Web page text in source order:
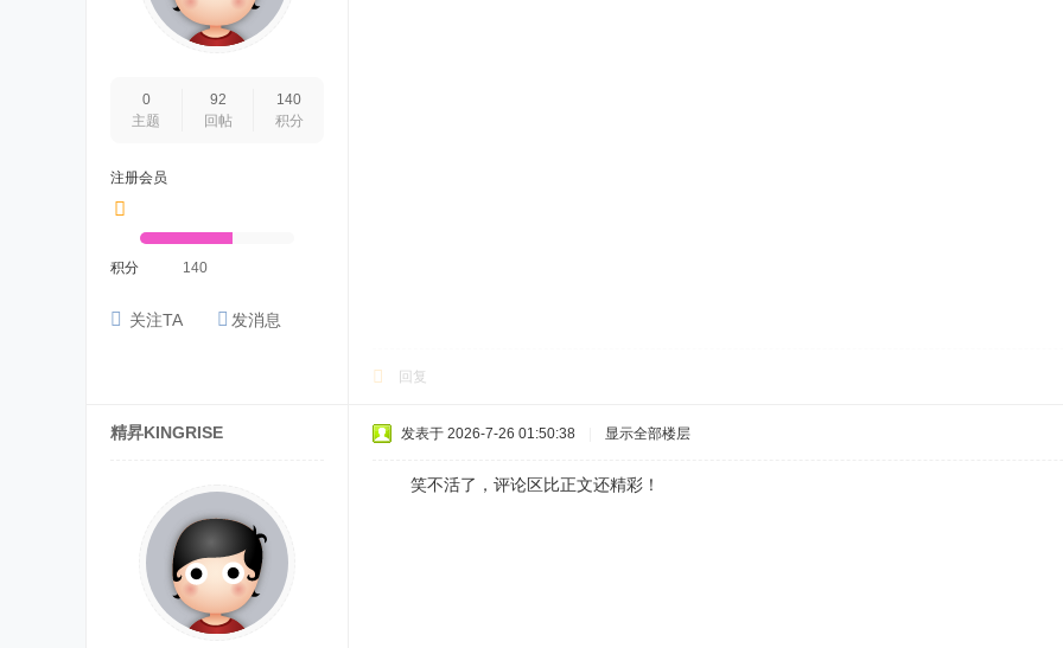
0
主题
92
回帖
140
积分
注册会员
积分 140
关注TA 发消息
回复
精昇KINGRISE 发表于 2026-7-26 01:50:38 显示全部楼层
笑不活了，评论区比正文还精彩！